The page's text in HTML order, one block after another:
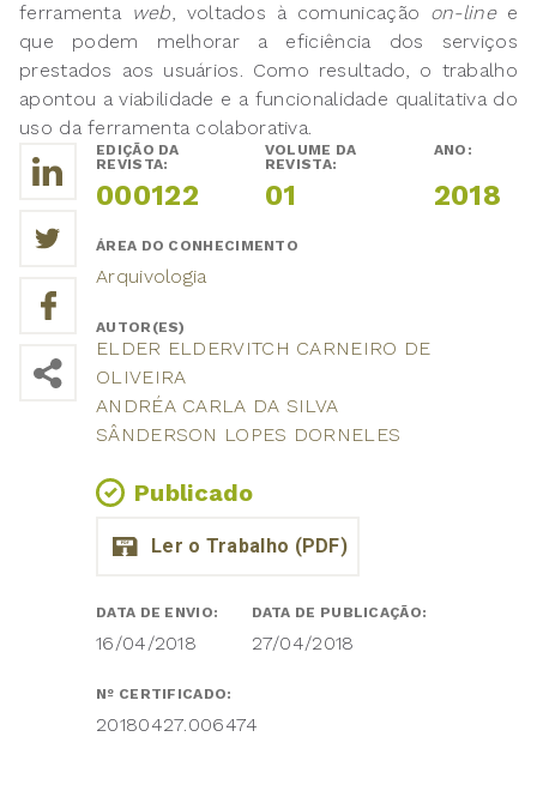
ferramenta web, voltados à comunicação on-linee
que podem melhorar a eficiência dos serviços
prestados aos usuários. Como resultado, o trabalho
apontou a viabilidade e a funcionalidade qualitativa do
uso da ferramenta colaborativa.
EDIÇÃO DA
REVISTA:
000122
VOLUME DA
REVISTA:
01
ANO:
2018
ÁREA DO CONHECIMENTO
Arquivologia
AUTOR(ES)
ELDER ELDERVITCH CARNEIRO DE
OLIVEIRA
ANDRÉA CARLA DA SILVA
SÂNDERSON LOPES DORNELES
Publicado
DATA DE ENVIO:
16/04/2018
DATA DE PUBLICAÇÃO:
27/04/2018
Nº CERTIFICADO:
20180427.006474